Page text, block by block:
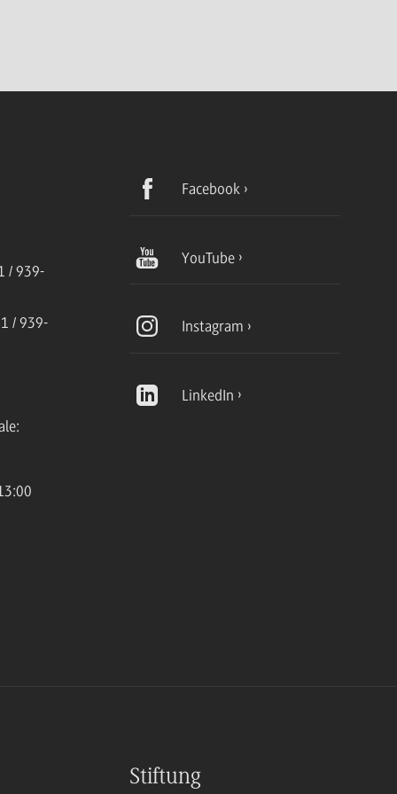
/ 939-
/ 939-
Facebook
YouTube
Instagram
LinkedIn
Stiftung